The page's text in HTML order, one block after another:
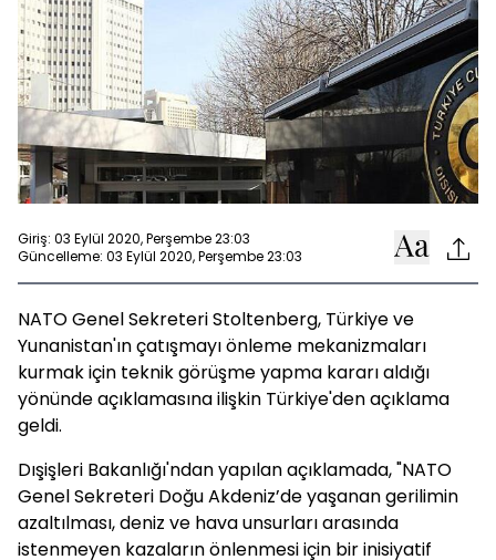
Giriş: 03 Eylül 2020, Perşembe 23:03
Güncelleme: 03 Eylül 2020, Perşembe 23:03
NATO Genel Sekreteri Stoltenberg, Türkiye ve
Yunanistan'ın çatışmayı önleme mekanizmaları
kurmak için teknik görüşme yapma kararı aldığı
yönünde açıklamasına ilişkin Türkiye'den açıklama
geldi.
Dışişleri Bakanlığı'ndan yapılan açıklamada, "NATO
Genel Sekreteri Doğu Akdeniz’de yaşanan gerilimin
azaltılması, deniz ve hava unsurları arasında
istenmeyen kazaların önlenmesi için bir inisiyatif